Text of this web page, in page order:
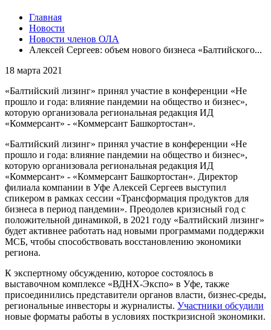
Главная
Новости
Новости членов ОЛА
Алексей Сергеев: объем нового бизнеса «Балтийского...
18 марта 2021
«Балтийский лизинг» принял участие в конференции «Не
прошло и года: влияние пандемии на общество и бизнес»,
которую организовала региональная редакция ИД
«Коммерсант» - «Коммерсант Башкортостан».
«Балтийский лизинг» принял участие в конференции «Не
прошло и года: влияние пандемии на общество и бизнес»,
которую организовала региональная редакция ИД
«Коммерсант» - «Коммерсант Башкортостан». Директор
филиала компании в Уфе Алексей Сергеев выступил
спикером в рамках сессии «Трансформация продуктов для
бизнеса в период пандемии». Преодолев кризисный год с
положительной динамикой, в 2021 году «Балтийский лизинг»
будет активнее работать над новыми программами поддержки
МСБ, чтобы способствовать восстановлению экономики
региона.
К экспертному обсуждению, которое состоялось в
выставочном комплексе «ВДНХ-Экспо» в Уфе, также
присоединились представители органов власти, бизнес-среды,
региональные инвесторы и журналисты. Участники обсудили
новые форматы работы в условиях посткризисной экономики.